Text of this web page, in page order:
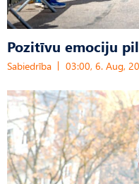
Pozitīvu emociju
Sabiedrība 03:00, 6. Aug,